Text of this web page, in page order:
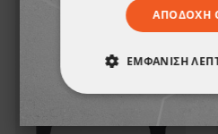
ΑΠΟΔΟΧΉ
ΕΜΦΆΝΙΣΗ
ΑΠΟΛΎΤΩΣ